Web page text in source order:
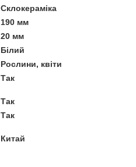
Склокераміка
190 мм
20 мм
Білий
Рослини, квіти
Так
Так
Так
Китай